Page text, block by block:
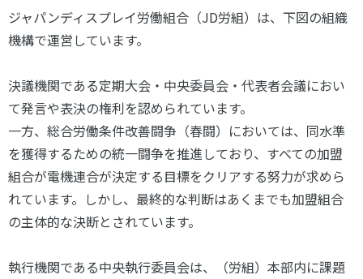
ジャパンディスプレイ労働組合（JD労組）は、下図の組織
機構で運営しています。
決議機関である定期大会・中央委員会・代表者会議におい
て発言や表決の権利を認められています。
一方、総合労働条件改善闘争（春闘）においては、同水準
を獲得するための統一闘争を推進しており、すべての加盟
組合が電機連合が決定する目標をクリアする努力が求めら
れています。しかし、最終的な判断はあくまでも加盟組合
の主体的な決断とされています。
執行機関である中央執行委員会は、（労組）本部内に課題